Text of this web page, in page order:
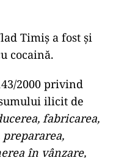
Timiș a fost și
cocaină.
2000 privind
ilicit de
fabricarea,
în vânzare,